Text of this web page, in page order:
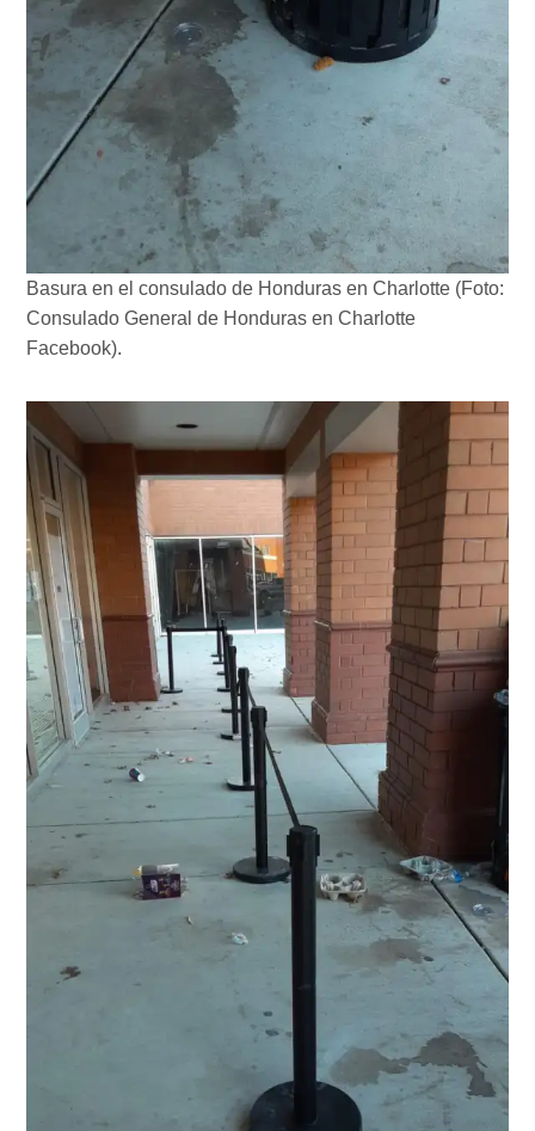
Basura en el consulado de Honduras en Charlotte (Foto:
Consulado General de Honduras en Charlotte
Facebook).